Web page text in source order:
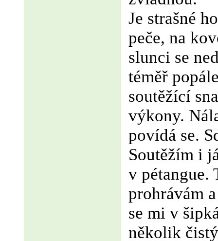
Je strašné
peče, na
slunci se
téměř
soutěžící
výkony.
povídá se.
Soutěžím i
v pétangue.
prohrávám
se mi v
několik